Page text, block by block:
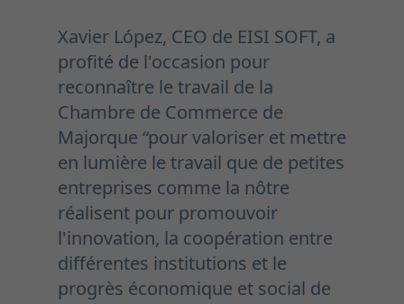
Xavier López, CEO de EISI SOFT, a
profité de l'occasion pour
reconnaître le travail de la
Chambre de Commerce de
Majorque “pour valoriser et mettre
en lumière le travail que de petites
entreprises comme la nôtre
réalisent pour promouvoir
l'innovation, la coopération entre
différentes institutions et le
progrès économique et social de